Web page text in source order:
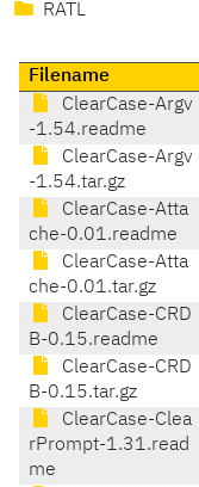
RATL
Filename
ClearCase-Argv
-1.54.readme
ClearCase-Argv
-1.54.tar.gz
ClearCase-Atta
che-0.01.readme
ClearCase-Atta
che-0.01.tar.gz
ClearCase-CRD
B-0.15.readme
ClearCase-CRD
B-0.15.tar.gz
ClearCase-Clea
rPrompt-1.31.read
me